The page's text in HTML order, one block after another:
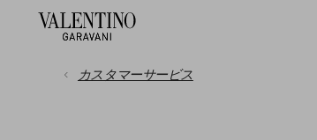
カスタマーサービス